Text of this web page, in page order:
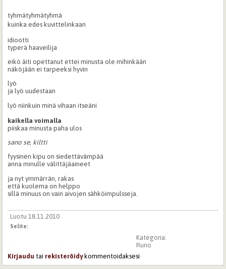
tyhmätyhmätyhmä
kuinka edes kuvittelinkaan
idiootti
typerä haaveilija
eikö äiti opettanut ettei minusta ole mihinkään
näköjään ei tarpeeksi hyvin
lyö
ja lyö uudestaan
lyö niinkuin minä vihaan itseäni
kaikella voimalla
piiskaa minusta paha ulos
sano se, kiltti
fyysinen kipu on siedettävämpää
anna minulle välittäjäaineet
ja nyt ymmärrän, rakas
että kuolema on helppo
sillä minuus on vain aivojen sähköimpulsseja.
Luotu 18.11.2010
Selite:
Kategoria:
Runo
Kirjaudu tai rekisteröidykommentoidaksesi